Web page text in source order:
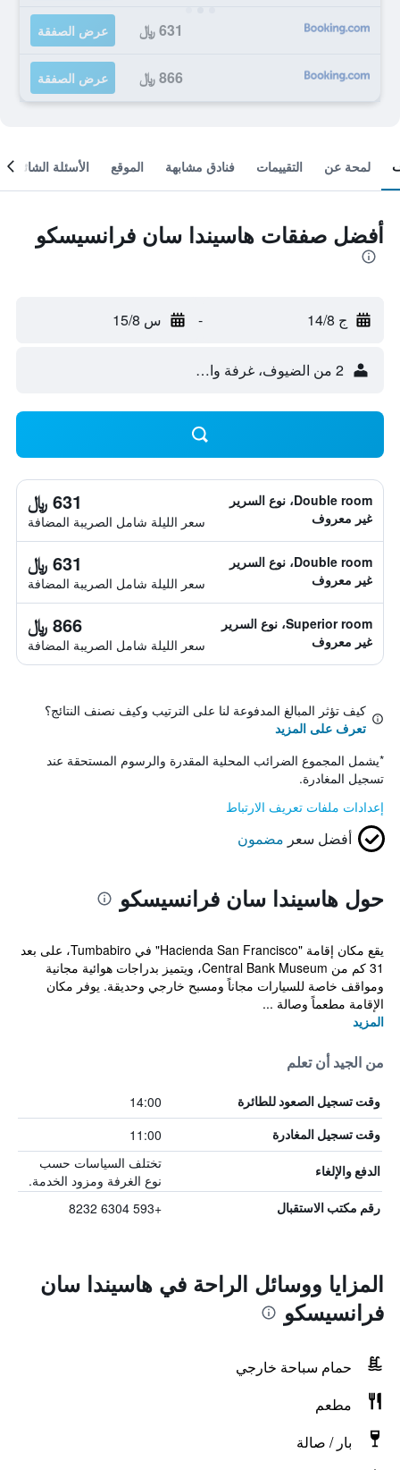
631 ﷼ عرض الصفقة
866 ﷼ عرض الصفقة
لمحة عن التقييمات فنادق مشابهة الموقع الأسئلة الشائعة
أفضل صفقات هاسيندا سان فرانسيسكو
ج 14/8 - س 15/8
2 من الضيوف، غرفة واحدة
Double room، نوع السرير
غير معروف
631 ﷼
سعر الليلة شامل الصريبة المضافة
Double room، نوع السرير
غير معروف
631 ﷼
سعر الليلة شامل الصريبة المضافة
Superior room، نوع السرير
غير معروف
866 ﷼
سعر الليلة شامل الصريبة المضافة
كيف تؤثر المبالغ المدفوعة لنا على الترتيب وكيف نصنف النتائج؟
تعرف على المزيد
*يشمل المجموع الضرائب المحلية المقدرة والرسوم المستحقة عند
تسجيل المغادرة.
إعدادات ملفات تعريف الارتباط
أفضل سعر مضمون
حول هاسيندا سان فرانسيسكو
يقع مكان إقامة "Hacienda San Francisco" في Tumbabiro، على بعد
31 كم من Central Bank Museum، ويتميز بدراجات هوائية مجانية
ومواقف خاصة للسيارات مجاناً ومسبح خارجي وحديقة. يوفر مكان
الإقامة مطعماً وصالة ...
المزيد
من الجيد أن تعلم
وقت تسجيل الصعود للطائرة 14:00
وقت تسجيل المغادرة 11:00
الدفع والإلغاء
تختلف السياسات حسب
نوع الغرفة ومزود الخدمة.
رقم مكتب الاستقبال +593 6304 8232
المزايا ووسائل الراحة في هاسيندا سان
فرانسيسكو
حمام سباحة خارجي
مطعم
بار / صالة